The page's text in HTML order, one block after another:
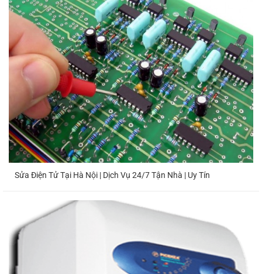
Sửa Điện Tử Tại Hà Nội | Dịch Vụ 24/7 Tận Nhà | Uy Tín